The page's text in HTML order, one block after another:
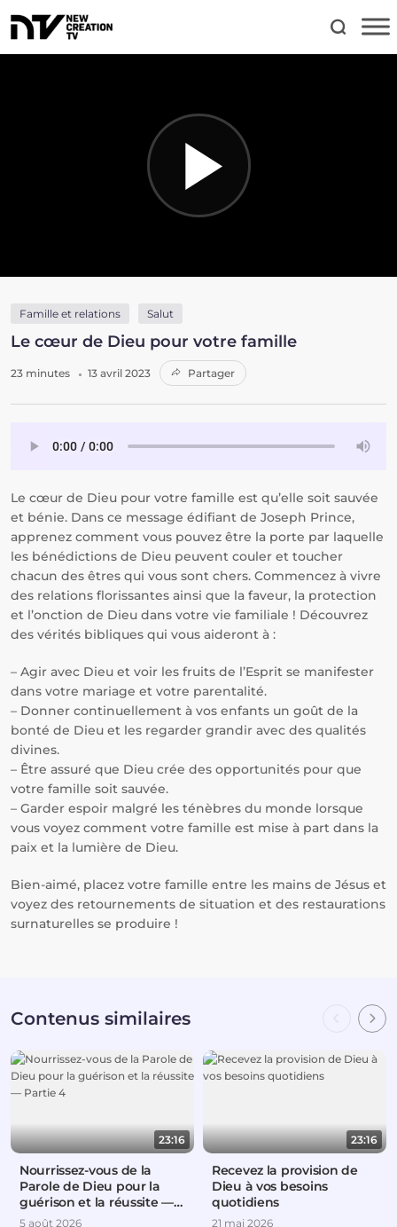
Famille et relations Salut
Le cœur de Dieu pour votre famille
23 minutes 13 avril 2023 Partager
Le cœur de Dieu pour votre famille est qu’elle soit sauvée
et bénie. Dans ce message édifiant de Joseph Prince,
apprenez comment vous pouvez être la porte par laquelle
les bénédictions de Dieu peuvent couler et toucher
chacun des êtres qui vous sont chers. Commencez à vivre
des relations florissantes ainsi que la faveur, la protection
et l’onction de Dieu dans votre vie familiale ! Découvrez
des vérités bibliques qui vous aideront à :
– Agir avec Dieu et voir les fruits de l’Esprit se manifester
dans votre mariage et votre parentalité.
– Donner continuellement à vos enfants un goût de la
bonté de Dieu et les regarder grandir avec des qualités
divines.
– Être assuré que Dieu crée des opportunités pour que
votre famille soit sauvée.
– Garder espoir malgré les ténèbres du monde lorsque
vous voyez comment votre famille est mise à part dans la
paix et la lumière de Dieu.
Bien-aimé, placez votre famille entre les mains de Jésus et
voyez des retournements de situation et des restaurations
surnaturelles se produire !
Contenus similaires
23:16
Nourrissez-vous de la
Parole de Dieu pour la
guérison et la réussite —
Partie 4
5 août 2026
23:16
Recevez la provision de
Dieu à vos besoins
quotidiens
21 mai 2026